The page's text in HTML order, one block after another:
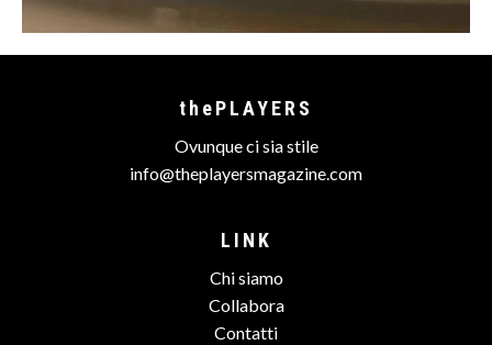
thePLAYERS
Ovunque ci sia stile
info@theplayersmagazine.com
LINK
Chi siamo
Collabora
Contatti